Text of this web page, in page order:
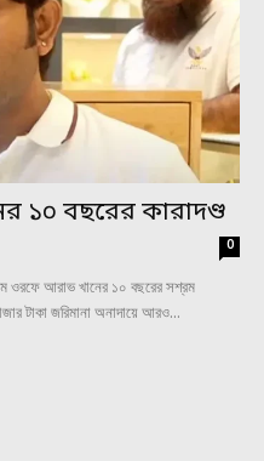
১০ বছরের কারাদণ্ড
0
ওরফে আরাভ খানের ১০ বছরের সশ্রম
টাকা জরিমানা অনাদায়ে আরও...